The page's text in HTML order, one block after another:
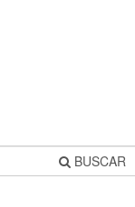
BUSCAR